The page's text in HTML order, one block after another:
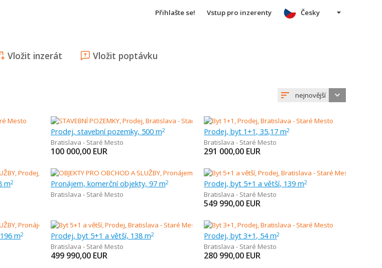
Přihlašte se! Vstup pro inzerenty
Vložit inzerát Vložit poptávku
Česky
nejnovější
Prodej, stavební pozemky, 500 m2
Bratislava - Staré Mesto
100 000,00 EUR
Prodej, byt 1+1, 35,17 m2
Bratislava - Staré Mesto
291 000,00 EUR
m2 Pronájem, komerční objekty, 97 m2
Bratislava - Staré Mesto
Prodej, byt 5+1 a větší, 139 m2
Bratislava - Staré Mesto
549 990,00 EUR
m2 Prodej, byt 5+1 a větší, 138 m2
Bratislava - Staré Mesto
499 990,00 EUR
Prodej, byt 3+1, 54 m2
Bratislava - Staré Mesto
280 990,00 EUR